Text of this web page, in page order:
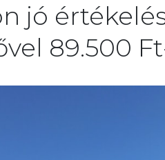
jó
89.500